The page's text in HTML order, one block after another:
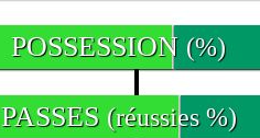
POSSESSION (%)
PASSES (réussies %)